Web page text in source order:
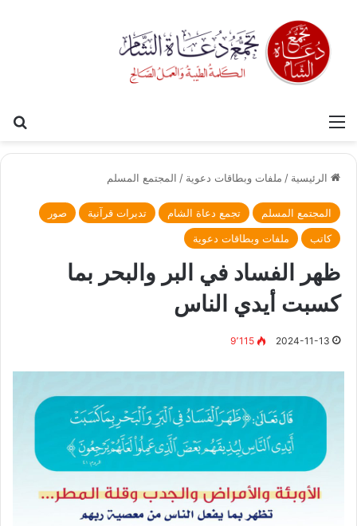
القائمة
الرئيسية / ملفات وبطاقات دعوية / المجتمع المسلم
المجتمع المسلم تجمع دعاة الشام تدبرات قرآنية
صور
كاتب
ملفات وبطاقات دعوية
ظهر الفساد في البر والبحر بما
كسبت أيدي الناس
2024-11-13 9٬115